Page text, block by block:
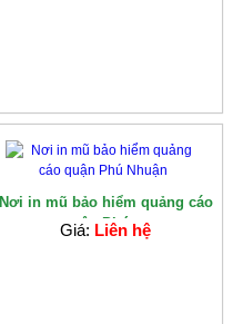
Nơi in mũ bảo hiểm quảng cáo
quận Phú ...
Giá: Liên hệ